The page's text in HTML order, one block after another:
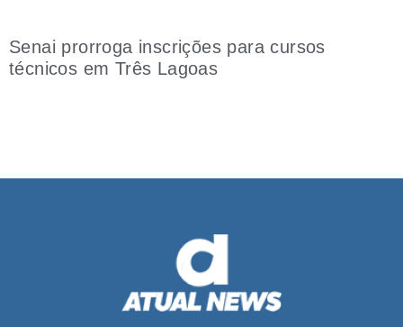
Senai prorroga inscrições para cursos
técnicos em Três Lagoas